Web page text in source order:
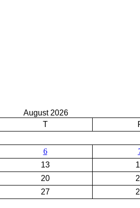
August 2026
T
6
13
20
27